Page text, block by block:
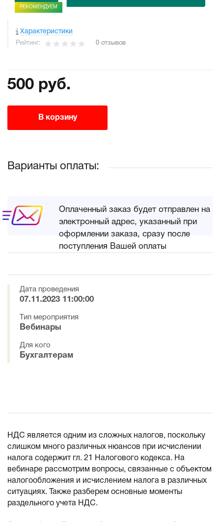
РЕКОМЕНДУЕМ
Характеристики
Рейтинг: 0 отзывов
500 руб.
В корзину
Варианты оплаты:
Оплаченный заказ будет отправлен на
электронный адрес, указанный при
оформлении заказа, сразу после
поступления Вашей оплаты
Дата проведения
07.11.2023 11:00:00
Тип мероприятия
Вебинары
Для кого
Бухгалтерам
НДС является одним из сложных налогов, поскольку
слишком много различных нюансов при исчислении
налога содержит гл. 21 Налогового кодекса. На
вебинаре рассмотрим вопросы, связанные с объектом
налогообложения и исчислением налога в различных
ситуациях. Также разберем основные моменты
раздельного учета НДС.